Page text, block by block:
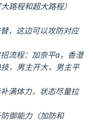
路程和超大路程）
，这边可以攻防对应
流程：加奈平a，香澄
，男主开大，男主平
满体力，状态尽量拉
御能力（加防和